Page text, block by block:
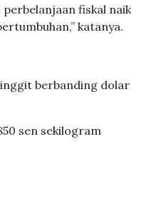
fiskal naik
katanya.
berbanding dolar
sen sekilogram